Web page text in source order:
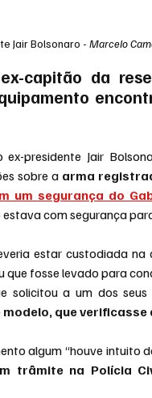
Jair Bolsonaro - Marcelo
capitão da
presidente Jair
sobre a arma
um segurança do
com segurança
estar custodiada
fosse levado para
solicitou a um dos seus
que verificasse
algum “houve intuito
trâmite na Polícia